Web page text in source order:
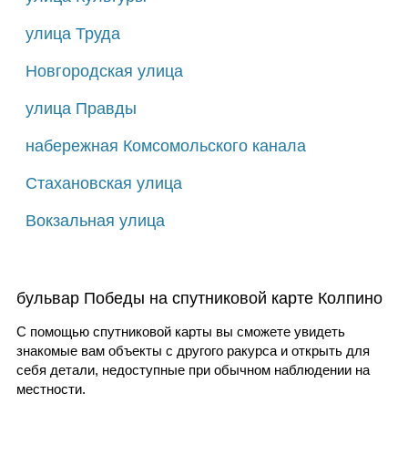
улица Труда
Новгородская улица
улица Правды
набережная Комсомольского канала
Стахановская улица
Вокзальная улица
бульвар Победы на спутниковой карте Колпино
С помощью спутниковой карты вы сможете увидеть
знакомые вам объекты с другого ракурса и открыть для
себя детали, недоступные при обычном наблюдении на
местности.